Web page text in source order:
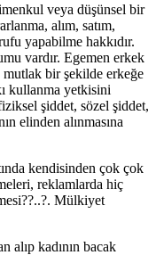
veya düşünsel bir
alım, satım,
yapabilme hakkıdır.
vardır. Egemen erkek
mutlak bir şekilde erkeğe
kullanma yetkisini
şiddet, sözel şiddet,
elinden alınmasına
kendisinden çok çok
reklamlarda hiç
Mülkiyet
alıp kadının bacak